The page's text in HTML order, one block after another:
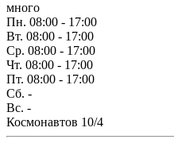
много
Пн. 08:00 - 17:00
Вт. 08:00 - 17:00
Ср. 08:00 - 17:00
Чт. 08:00 - 17:00
Пт. 08:00 - 17:00
Сб. -
Вс. -
Космонавтов 10/4